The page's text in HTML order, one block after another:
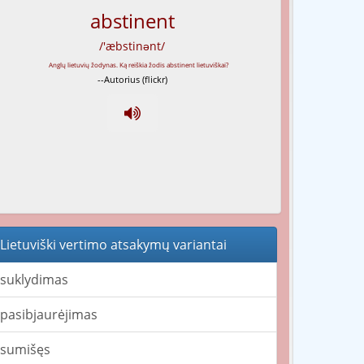
abstinent
/'æbstinənt/
--Autorius (flickr)
Lietuviški vertimo atsakymų variantai
suklydimas
pasibjaurėjimas
sumišęs